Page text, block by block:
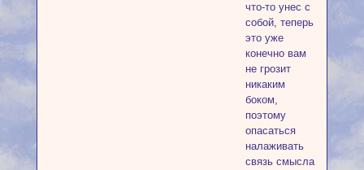
что-то унес с
собой, теперь
это уже
конечно вам
не грозит
никаким
боком,
поэтому
опасаться
налаживать
связь смысла